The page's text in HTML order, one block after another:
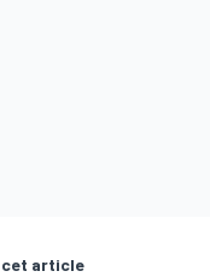
cet article